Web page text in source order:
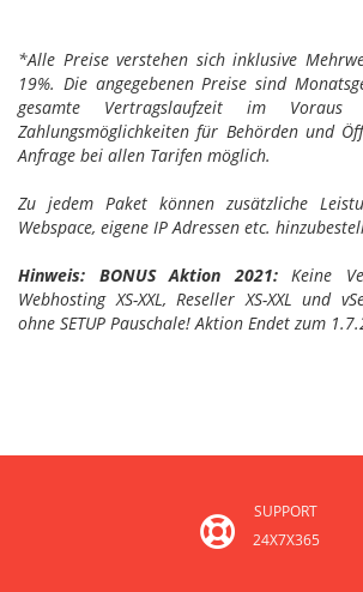
*Alle Preise verstehen sich inklusive
19%. Die angegebenen Preise sind
gesamte Vertragslaufzeit im Voraus
Zahlungsmöglichkeiten für Behörden und
Anfrage bei allen Tarifen möglich.
Zu jedem Paket können zusätzliche
Webspace, eigene IP Adressen etc.
Hinweis: BONUS Aktion 2021:Keine
Webhosting XS-XXL, Reseller XS-XXL und
ohne SETUP Pauschale! Aktion Endet zum
SUPPORT
24X7X365